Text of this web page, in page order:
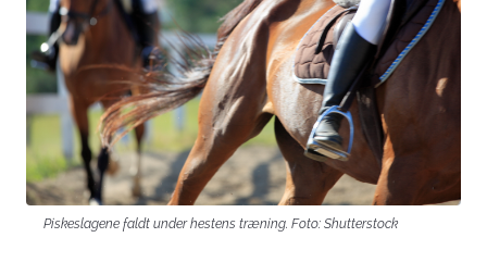
Piskeslagene faldt under hestens træning. Foto: Shutterstock